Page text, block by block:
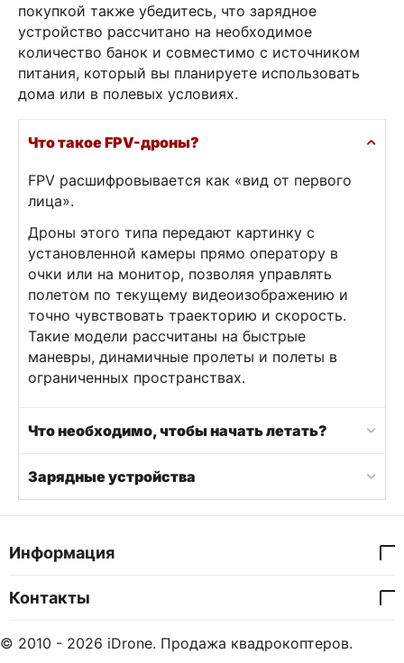
покупкой также убедитесь, что зарядное
устройство рассчитано на необходимое
количество банок и совместимо с источником
питания, который вы планируете использовать
дома или в полевых условиях.
Что такое FPV-дроны?
FPV расшифровывается как «вид от первого
лица».
Дроны этого типа передают картинку с
установленной камеры прямо оператору в
очки или на монитор, позволяя управлять
полетом по текущему видеоизображению и
точно чувствовать траекторию и скорость.
Такие модели рассчитаны на быстрые
маневры, динамичные пролеты и полеты в
ограниченных пространствах.
Что необходимо, чтобы начать летать?
Зарядные устройства
Информация
Контакты
© 2010 - 2026 iDrone. Продажа квадрокоптеров.